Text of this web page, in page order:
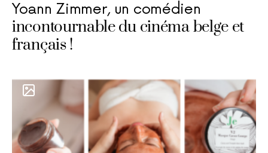
Yoann Zimmer, un comédien
incontournable du cinéma belge et
français !